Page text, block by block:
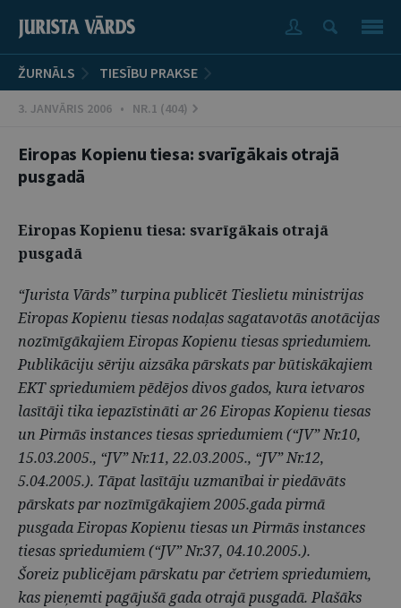
ŽURNĀLS TIESĪBU PRAKSE
3. JANVĀRIS 2006 • NR.1 (404)
Eiropas Kopienu tiesa: svarīgākais otrajā
pusgadā
Eiropas Kopienu tiesa: svarīgākais otrajā
pusgadā
“Jurista Vārds” turpina publicēt Tieslietu ministrijas
Eiropas Kopienu tiesas nodaļas sagatavotās anotācijas
nozīmīgākajiem Eiropas Kopienu tiesas spriedumiem.
Publikāciju sēriju aizsāka pārskats par būtiskākajiem
EKT spriedumiem pēdējos divos gados, kura ietvaros
lasītāji tika iepazīstināti ar 26 Eiropas Kopienu tiesas
un Pirmās instances tiesas spriedumiem (“JV” Nr.10,
15.03.2005., “JV” Nr.11, 22.03.2005., “JV” Nr.12,
5.04.2005.). Tāpat lasītāju uzmanībai ir piedāvāts
pārskats par nozīmīgākajiem 2005.gada pirmā
pusgada Eiropas Kopienu tiesas un Pirmās instances
tiesas spriedumiem (“JV” Nr.37, 04.10.2005.).
Šoreiz publicējam pārskatu par četriem spriedumiem,
kas pieņemti pagājušā gada otrajā pusgadā. Plašāks